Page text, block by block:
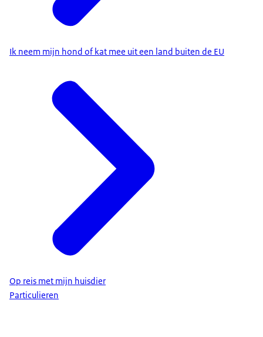
Ik neem mijn hond of kat mee uit een land buiten de EU
Op reis met mijn huisdier
Particulieren